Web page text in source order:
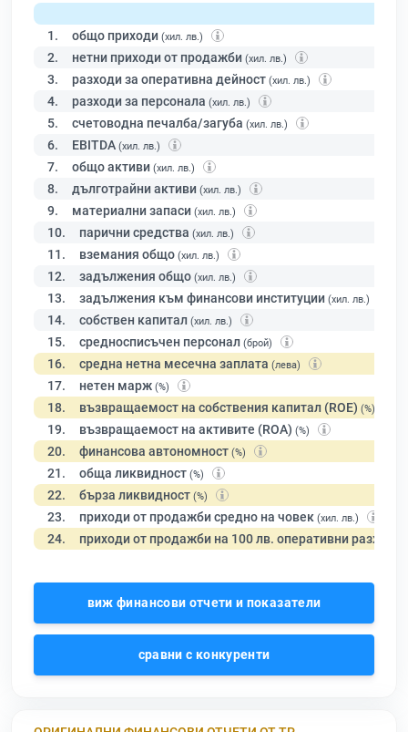
1. общо приходи (хил. лв.)
2. нетни приходи от продажби (хил. лв.)
3. разходи за оперативна дейност (хил. лв.)
4. разходи за персонала (хил. лв.)
5. счетоводна печалба/загуба (хил. лв.)
6. EBITDA (хил. лв.)
7. общо активи (хил. лв.)
8. дълготрайни активи (хил. лв.)
9. материални запаси (хил. лв.)
10. парични средства (хил. лв.)
11. вземания общо (хил. лв.)
12. задължения общо (хил. лв.)
13. задължения към финансови институции (хил. лв.)
14. собствен капитал (хил. лв.)
15. средносписъчен персонал (брой)
16. средна нетна месечна заплата (лева)
17. нетен марж (%)
18. възвращаемост на собствения капитал (ROE) (%)
19. възвращаемост на активите (ROA) (%)
20. финансова автономност (%)
21. обща ликвидност (%)
22. бърза ликвидност (%)
23. приходи от продажби средно на човек (хил. лв.)
24. приходи от продажби на 100 лв. оперативни разходи
виж финансови отчети и показатели
сравни с конкуренти